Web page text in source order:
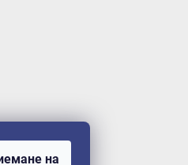
на